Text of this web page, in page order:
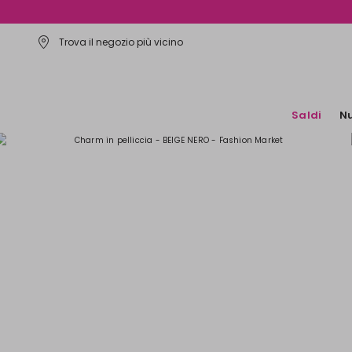
Trova il negozio più vicino
Saldi